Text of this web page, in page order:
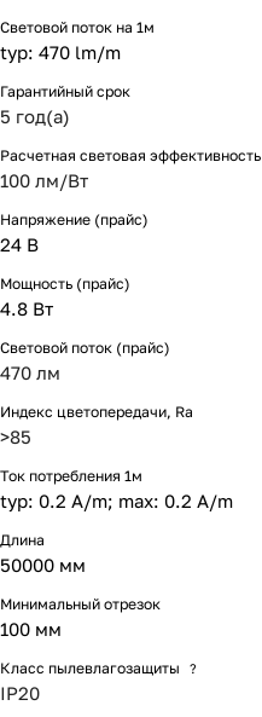
Световой поток на 1м
typ: 470 lm/m
Гарантийный срок
5 год(а)
Расчетная световая эффективность
100 лм/Вт
Напряжение (прайс)
24 В
Мощность (прайс)
4.8 Вт
Световой поток (прайс)
470 лм
Индекс цветопередачи, Ra
>85
Ток потребления 1м
typ: 0.2 A/m; max: 0.2 A/m
Длина
50000 мм
Минимальный отрезок
100 мм
Класс пылевлагозащиты ?
IP20